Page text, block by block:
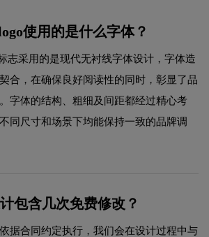
使用的是什么字体？
志采用的是现代无衬线字体设计，字体造
合，在确保良好阅读性的同时，彰显了品
字体的结构、粗细及间距都经过精心考
同尺寸和场景下均能保持一致的品牌调
包含几次免费修改？
据合同约定执行，我们会在设计过程中与